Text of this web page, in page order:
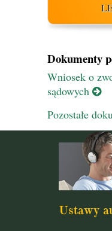
Dokumenty
Wniosek o
sądowych
Pozostałe
Ustawy